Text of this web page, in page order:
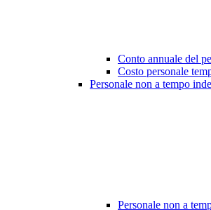
Conto annuale del
Costo personale
Personale non a tempo
Personale non a